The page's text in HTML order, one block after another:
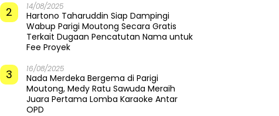
2 14/08/2025
Hartono Taharuddin Siap Dampingi
Wabup Parigi Moutong Secara Gratis
Terkait Dugaan Pencatutan Nama untuk
Fee Proyek
3 16/08/2025
Nada Merdeka Bergema di Parigi
Moutong, Medy Ratu Sawuda Meraih
Juara Pertama Lomba Karaoke Antar
OPD